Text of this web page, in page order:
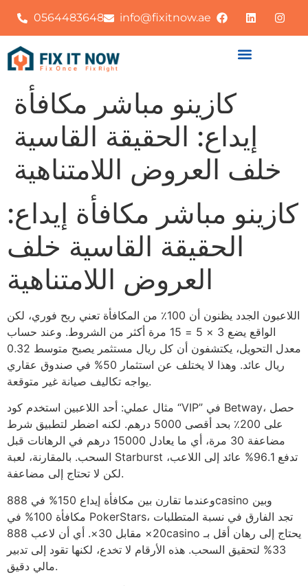
0564483648 info@fixitnow.ae
كازينو مباشر مكافأة
إيداع: الحقيقة القاسية
خلف العروض اللامتناهية
كازينو مباشر مكافأة إيداع:
الحقيقة القاسية خلف
العروض اللامتناهية
اللاعبون الجدد يظنون أن 100٪ من المكافأة تعني ربح فوري، لكن
الواقع يضع 3 × 5 = 15 مرة أكثر من الشروط. وعند حساب
معدل التحويل، يكتشفون أن كل ريال مستثمر يصبح متوسط 0.32
ريال عائد. وهذا لا يختلف عن استثمار 50% في صندوق عقاري
يواجه تكاليف صيانة غير متوقعة.
مثال عملي: أحد اللاعبين استخدم كود “VIP” في Betway، حصل
على 200٪ بحد أقصى 5000 درهم. لكنه اضطر لتطبيق شرط
مضاعفة 30 مرة، أي ما يعادل 15000 درهم في الرهانات قبل
السحب. بالمقارنة، لعبة Starburst تدفع 96.1% عائد إلى اللاعب،
لكن لا تحتاج إلى مضاعفة.
وعندما تقارن بين مكافأة إيداع 150% في 888casino وبين
مكافأة 100% في PokerStars، تجد الفارق في نسبة المتطلبات
20× مقابل 30×. أي أن لاعب 888casino يحتاج إلى رهان أقل بـ
33% لتحقيق السحب. هذه الأرقام لا تخدع، لكنها تقود إلى تدبير
مالي دقيق.